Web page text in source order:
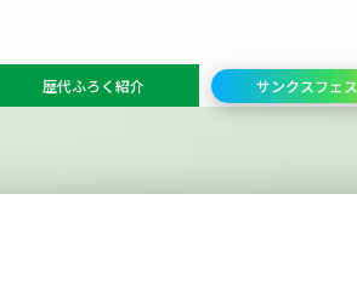
歴代ふろく紹介 サンクスフェス